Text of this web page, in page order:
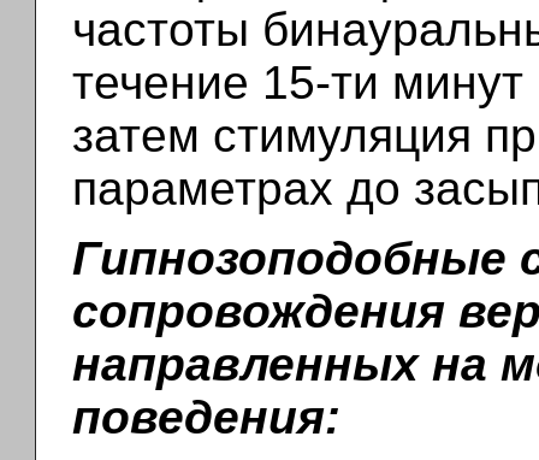
частоты
течение 15-ти
затем стимуляция
параметрах до
Гипнозоподобные
сопровождения
направленных на
поведения: